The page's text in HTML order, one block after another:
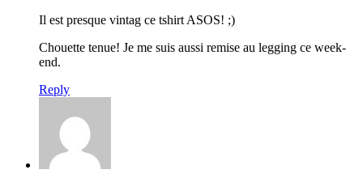
Il est presque vintag ce tshirt ASOS! ;)
Chouette tenue! Je me suis aussi remise au legging ce week-
end.
Reply